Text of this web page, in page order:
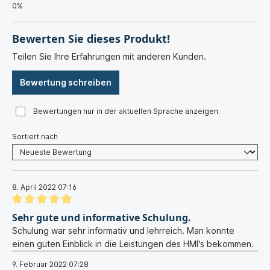
0%
Bewerten Sie dieses Produkt!
Teilen Sie Ihre Erfahrungen mit anderen Kunden.
Bewertung schreiben
Bewertungen nur in der aktuellen Sprache anzeigen.
Sortiert nach
8. April 2022 07:16
Sehr gute und informative Schulung.
Schulung war sehr informativ und lehrreich. Man konnte
einen guten Einblick in die Leistungen des HMI's bekommen.
9. Februar 2022 07:28